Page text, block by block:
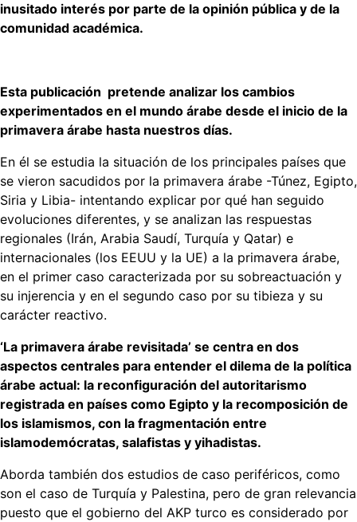
inusitado interés por parte de la opinión pública y de la
comunidad académica.
Esta publicación pretende analizar los cambios
experimentados en el mundo árabe desde el inicio de la
primavera árabe hasta nuestros días.
En él se estudia la situación de los principales países que
se vieron sacudidos por la primavera árabe -Túnez, Egipto,
Siria y Libia- intentando explicar por qué han seguido
evoluciones diferentes, y se analizan las respuestas
regionales (Irán, Arabia Saudí, Turquía y Qatar) e
internacionales (los EEUU y la UE) a la primavera árabe,
en el primer caso caracterizada por su sobreactuación y
su injerencia y en el segundo caso por su tibieza y su
carácter reactivo.
‘La primavera árabe revisitada’ se centra en dos
aspectos centrales para entender el dilema de la política
árabe actual: la reconfiguración del autoritarismo
registrada en países como Egipto y la recomposición de
los islamismos, con la fragmentación entre
islamodemócratas, salafistas y yihadistas.
Aborda también dos estudios de caso periféricos, como
son el caso de Turquía y Palestina, pero de gran relevancia
puesto que el gobierno del AKP turco es considerado por